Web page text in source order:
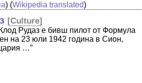
) (Wikipedia translated)
[Culture]
Рудаз е бивш пилот от Формула
на 23 юли 1942 година в Сион,
…”